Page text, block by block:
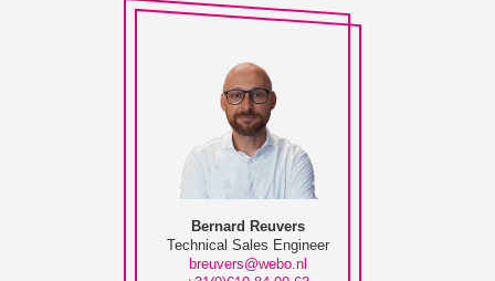
Bernard Reuvers
Technical Sales Engineer
breuvers@webo.nl